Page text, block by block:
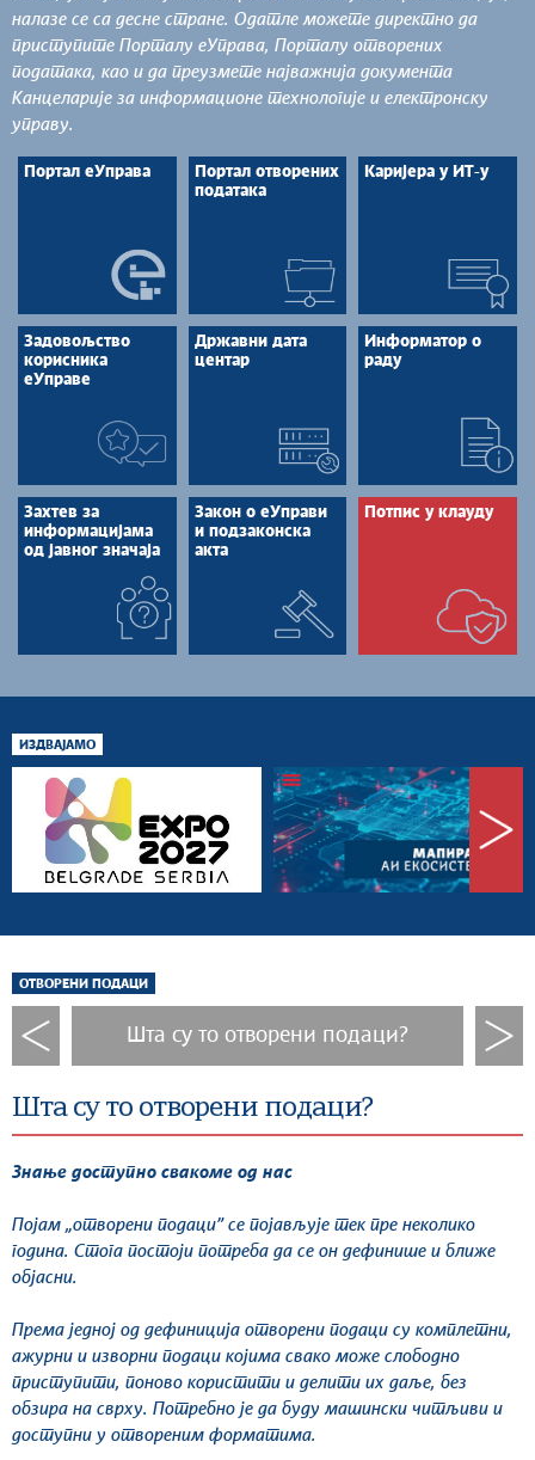
налазе се са десне стране. Одатле можете директно да
приступите Порталу еУправа, Порталу отворених
података, као и да преузмете најважнија документа
Канцеларије за информационе технологије и електронску
управу.
Портал еУправа
Портал отворених
података
Каријера у ИТ-у
Задовољство
корисника
еУправе
Државни дата
центар
Информатор о
раду
Захтев за
информацијама
од јавног значаја
Закон о еУправи
и подзаконска
акта
Потпис у клауду
ИЗДВАЈАМО
ОТВОРЕНИ ПОДАЦИ
Шта су то отворени подаци?
Шта су то отворени подаци?
Знање доступно свакоме од нас
Појам „отворени подаци” се појављује тек пре неколико
година. Стога постоји потреба да се он дефинише и ближе
објасни.
Према једној од дефиниција отворени подаци су комплетни,
ажурни и изворни подаци којима свако може слободно
приступити, поново користити и делити их даље, без
обзира на сврху. Потребно је да буду машински читљиви и
доступни у отвореним форматима.